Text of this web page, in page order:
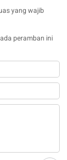
yang wajib
peramban ini